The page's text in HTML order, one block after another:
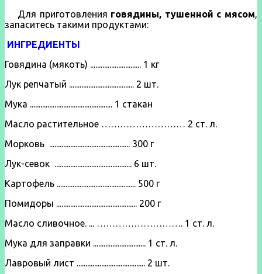
Для приготовления говядины, тушенной с мясом,
запаситесь такими продуктами:
ИНГРЕДИЕНТЫ
Говядина (мякоть) ............................. 1 кг
Лук репчатый ..................................... 2 шт.
Мука ............................................... 1 стакан
Масло растительное ……………………… 2 ст. л.
Морковь .............................................. 300 г
Лук-севок ............................................ 6 шт.
Картофель ............................................. 500 г
Помидоры .............................................. 200 г
Масло сливочное. ... ………………………. 1 ст. л.
Мука для заправки .............................. 1 ст. л.
Лавровый лист ....................................... 2 шт.